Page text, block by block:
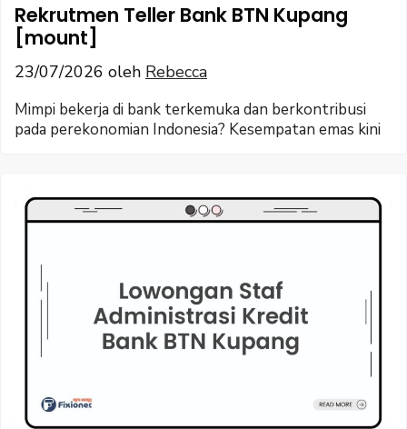
Rekrutmen Teller Bank BTN Kupang
[mount]
23/07/2026 oleh Rebecca
Mimpi bekerja di bank terkemuka dan berkontribusi
pada perekonomian Indonesia? Kesempatan emas kini